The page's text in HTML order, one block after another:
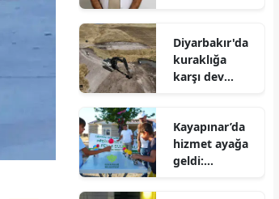
bekliyor: Bir
imza binlerce
umut olabilir
Diyarbakır'da
kuraklığa
karşı dev
buluyor
Kayapınar’da
hizmet ayağa
geldi: